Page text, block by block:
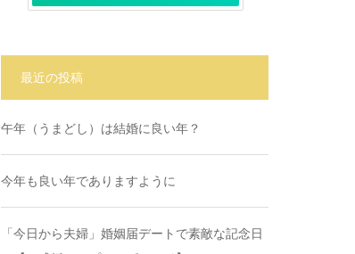
最近の投稿
午年（うまどし）は結婚に良い年？
今年も良い年でありますように
「今日から夫婦」婚姻届デートで素敵な記念日